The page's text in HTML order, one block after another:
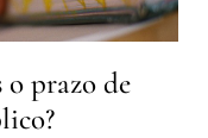
o prazo de